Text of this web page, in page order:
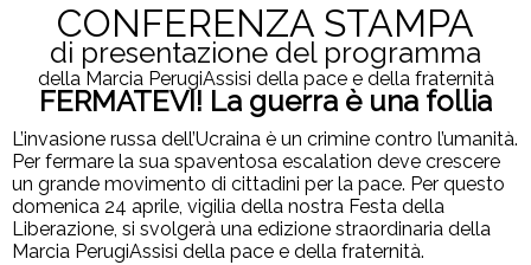
CONFERENZA STAMPA
di presentazione del programma
della Marcia PerugiAssisi della pace e della fraternità
FERMATEVI! La guerra è una follia
L’invasione russa dell’Ucraina è un crimine contro l’umanità.
Per fermare la sua spaventosa escalation deve crescere
un grande movimento di cittadini per la pace. Per questo
domenica 24 aprile, vigilia della nostra Festa della
Liberazione, si svolgerà una edizione straordinaria della
Marcia PerugiAssisi della pace e della fraternità.